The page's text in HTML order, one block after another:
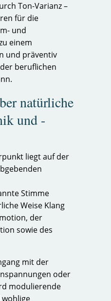
Ton-Varianz –
für die
und
einem
und präventiv
beruflichen
natürliche
und -
liegt auf der
Stimme
Weise Klang
der
sowie des
mit der
oder
modulierende